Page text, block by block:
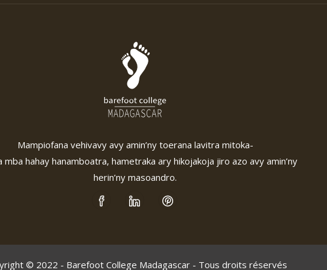
Mampiofana vehivavy avy amin’ny toerana lavitra mitoka-
mba hahay hanamboatra, hametraka ary hikojakoja jiro azo avy amin’ny
herin’ny masoandro.
© 2022 - Barefoot College Madagascar - Tous droits réservés